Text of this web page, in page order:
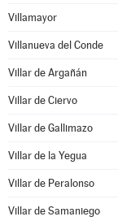
Villamayor
Villanueva del Conde
Villar de Argañán
Villar de Ciervo
Villar de Gallimazo
Villar de la Yegua
Villar de Peralonso
Villar de Samaniego